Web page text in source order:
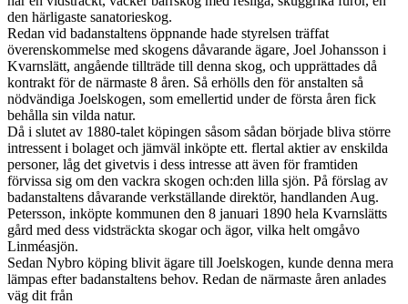
den härligaste sanatorieskog.
Redan vid badanstaltens öppnande hade styrelsen träffat
överenskommelse med skogens dåvarande ägare, Joel Johansson i
Kvarnslätt, angående tillträde till denna skog, och upprättades då
kontrakt för de närmaste 8 åren. Så erhölls den för anstalten så
nödvändiga Joelskogen, som emellertid under de första åren fick
behålla sin vilda natur.
Då i slutet av 1880-talet köpingen såsom sådan började bliva större
intressent i bolaget och jämväl inköpte ett. flertal aktier av enskilda
personer, låg det givetvis i dess intresse att även för framtiden
förvissa sig om den vackra skogen och:den lilla sjön. På förslag av
badanstaltens dåvarande verkställande direktör, handlanden Aug.
Petersson, inköpte kommunen den 8 januari 1890 hela Kvarnslätts
gård med dess vidsträckta skogar och ägor, vilka helt omgåvo
Linméasjön.
Sedan Nybro köping blivit ägare till Joelskogen, kunde denna mera
lämpas efter badanstaltens behov. Redan de närmaste åren anlades
väg dit från